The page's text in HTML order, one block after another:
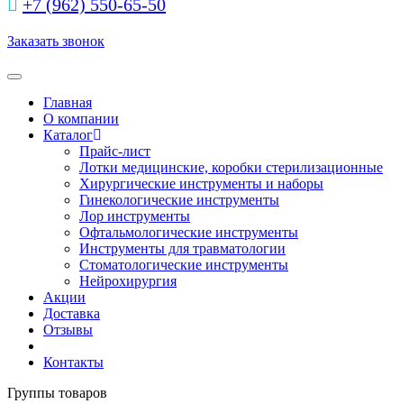
+7 (962) 550‑65‑50‬
Заказать звонок
Toggle navigation
Главная
О компании
Каталог
Прайс-лист
Лотки медицинские, коробки стерилизационные
Хирургические инструменты и наборы
Гинекологические инструменты
Лор инструменты
Офтальмологические инструменты
Инструменты для травматологии
Стоматологические инструменты
Нейрохирургия
Акции
Доставка
Отзывы
Контакты
Группы товаров